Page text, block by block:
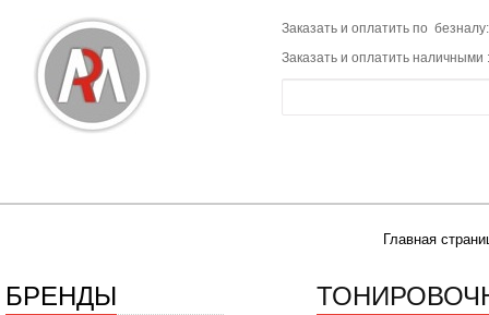
Заказать и оплатить по
Заказать и оплатить наличными
Главная
БРЕНДЫ